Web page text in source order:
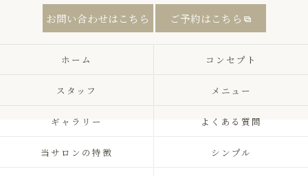
お問い合わせはこちら ご予約はこちら
ホーム コンセプト
スタッフ メニュー
ギャラリー よくある質問
当サロンの特徴 シンプル